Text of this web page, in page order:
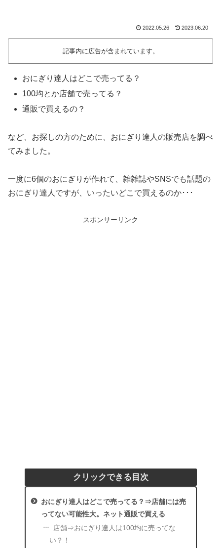
2022.05.26 2023.06.20
記事内に広告が含まれています。
おにぎり達人はどこで売ってる？
100均とか店舗で売ってる？
通販で買えるの？
など、お探しの方のために、おにぎり達人の販売店を調べ
てみました。
一度に6個のおにぎりが作れて、雑雑誌やSNSでも話題の
おにぎり達人ですが、いったいどこで買えるのか･･･
スポンサーリンク
クリックできる目次
おにぎり達人はどこで売ってる？⇒店舗には売
ってない可能性大。ネット通販で買える
店舗⇒おにぎり達人は100均に売ってな
い？！